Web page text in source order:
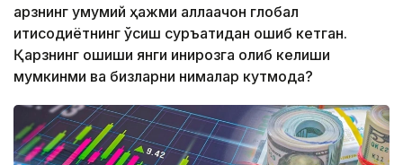
қарзнинг умумий ҳажми аллақачон глобал
иқтисодиётнинг ўсиш суръатидан ошиб кетган.
Қарзнинг ошиши янги инқирозга олиб келиши
мумкинми ва бизларни нималар кутмоқда?